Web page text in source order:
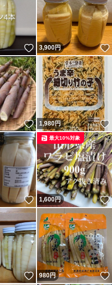
いいね！
3,900円
いいね！
1,980円
いいね！
1,600円
最大10%対象
いいね！
980円